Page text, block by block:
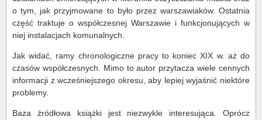
o tym, jak przyjmowane to było przez warszawiaków. Ostatnia
część traktuje o współczesnej Warszawie i funkcjonujących w
niej instalacjach komunalnych.
Jak widać, ramy chronologiczne pracy to koniec XIX w. aż do
czasów współczesnych. Mimo to autor przytacza wiele cennych
informacji z wcześniejszego okresu, aby lepiej wyjaśnić niektóre
problemy.
Baza źródłowa książki jest niezwykle interesująca. Oprócz